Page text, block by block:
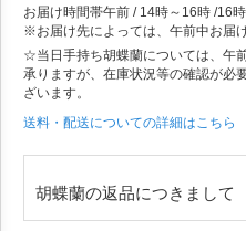
お届け時間帯午前 / 14時～16時 /16
※お届け先によっては、午前中お届
☆当日手持ち胡蝶蘭については、午
承りますが、在庫状況等の確認が必
ざいます。
送料・配送についての詳細はこちら
胡蝶蘭の返品につきまして